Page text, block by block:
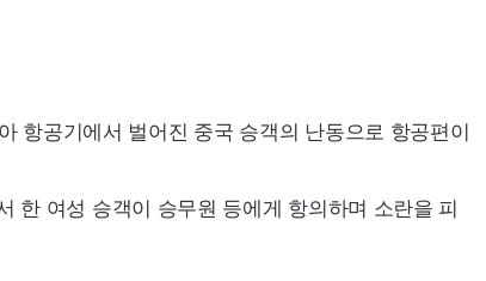
항공기에서 벌어진 중국 승객의 난동으로 항공편이
한 여성 승객이 승무원 등에게 항의하며 소란을 피